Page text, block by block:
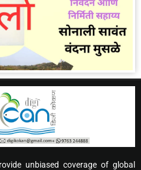
unbiased coverage of global